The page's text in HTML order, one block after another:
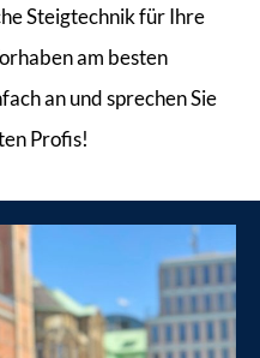
Steigtechnik für Ihre
am besten
an und sprechen Sie
Profis!